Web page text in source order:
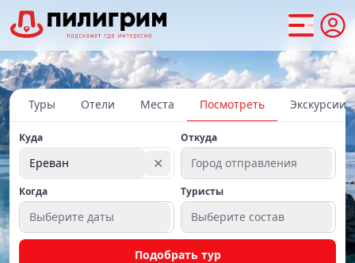
Туры Отели Места Посмотреть Экскурсии
Куда
Ереван ✕
Откуда
Город отправления
Когда
Выберите даты
Туристы
Выберите состав
Подобрать тур